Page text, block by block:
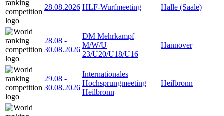
28.08.2026 HLF-Wurfmeeting Halle (Saale)
28.08 -
30.08.2026
DM Mehrkampf
M/W/U
23/U20/U18/U16
Hannover
29.08 -
30.08.2026
Internationales
Hochsprungmeeting
Heilbronn
Heilbronn